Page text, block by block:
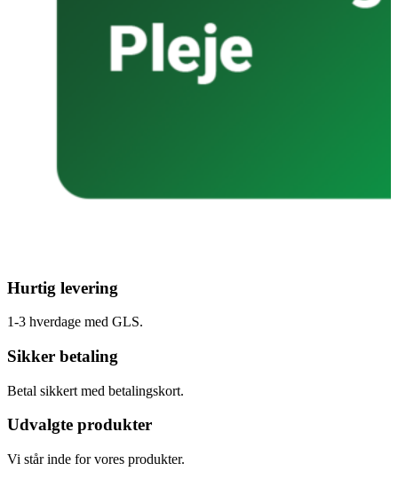
Hurtig levering
1-3 hverdage med GLS.
Sikker betaling
Betal sikkert med betalingskort.
Udvalgte produkter
Vi står inde for vores produkter.